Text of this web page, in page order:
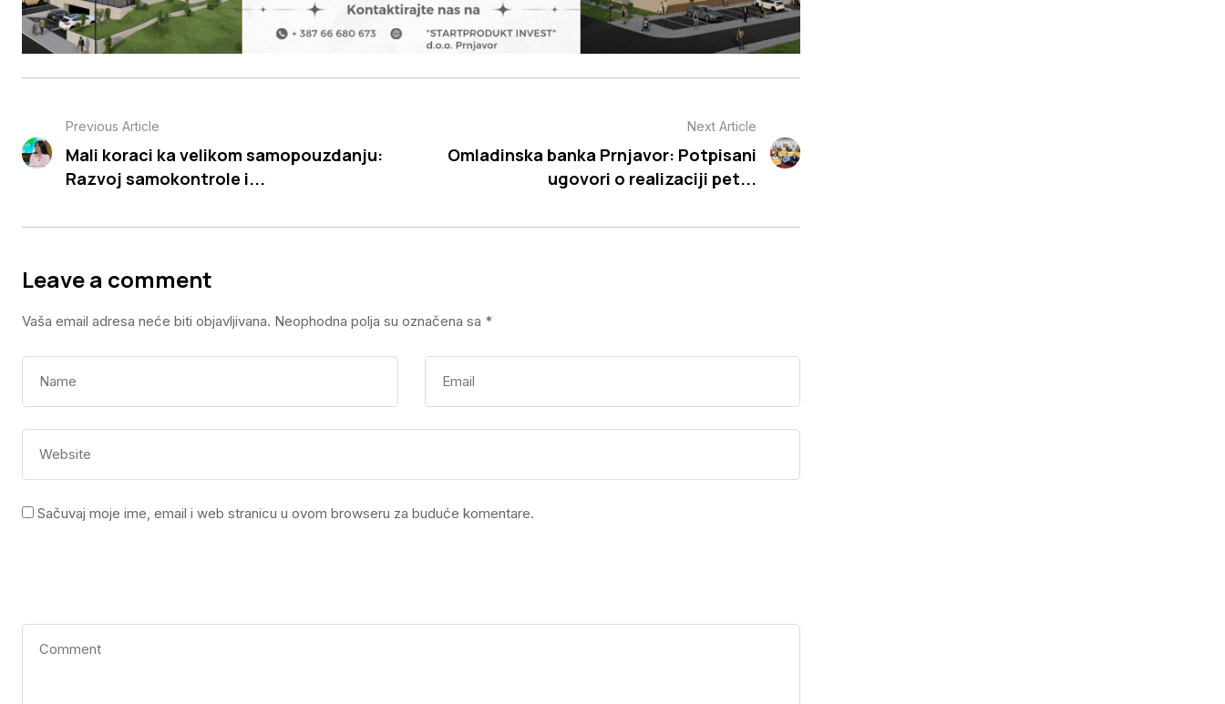
Previous Article
Mali koraci ka velikom samopouzdanju:
Razvoj samokontrole i...
Next Article
Omladinska banka Prnjavor: Potpisani
ugovori o realizaciji pet...
Leave a comment
Vaša email adresa neće biti objavljivana. Neophodna polja su označena sa *
Sačuvaj moje ime, email i web stranicu u ovom browseru za buduće komentare.